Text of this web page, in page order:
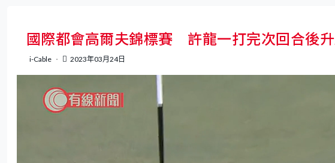
國際都會高爾夫錦標賽 許龍一打完次回合後
i-Cable 2023年03月24日